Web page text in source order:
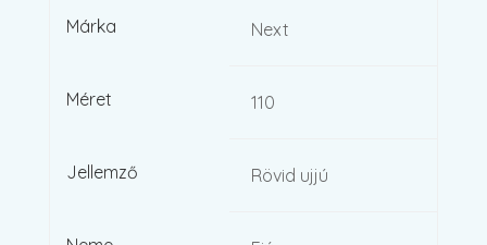
Márka Next
Méret 110
Jellemző Rövid ujjú